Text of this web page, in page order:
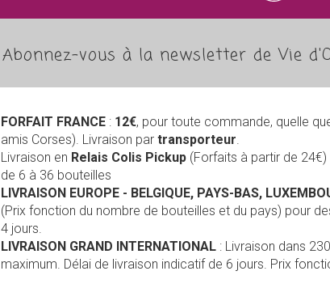
Abonnez-vous à la newsletter de Vie
FORFAIT FRANCE : 12€, pour toute commande, quelle
amis Corses). Livraison partransporteur.
Livraison en Relais Colis Pickup (Forfaits à partir de 24€)
de 6 à 36 bouteilles
LIVRAISON EUROPE - BELGIQUE, PAYS-BAS,
(Prix fonction du nombre de bouteilles et du pays) pour
4 jours.
LIVRAISON GRAND INTERNATIONAL : Livraison dans
maximum. Délai de livraison indicatif de 6 jours. Prix